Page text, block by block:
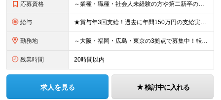
応募資格 ～業種・職種・社会人未経験の方や第二新卒の方も歓迎！～ ■学歴不問 ■35歳以下※若年層の長期キャリア形成を図るため ＼意欲重視の人物採用！ こんな方をお待ちしています／ ■チームでやり遂げる仕事が
給与 ★賞与年3回支給！過去に年間150万円の支給実績あり ■大阪・広島：月給23万3000円～35万円（固定残業代／月4万2000円～5万5000円含む） └試用期間中：月給22万5000円～（固定残業
勤務地 ～大阪・福岡・広島・東京の3拠点で募集中！転勤なし～ ※希望・住まいを考慮して決定します ■大阪支店 大阪府大阪市中央区瓦町3-3-16OWL瓦町ビル4Ｆ ■福岡本社 福岡県福岡市博多区博多駅東2
残業時間 20時間以内
求人を見る 検討中に入れる